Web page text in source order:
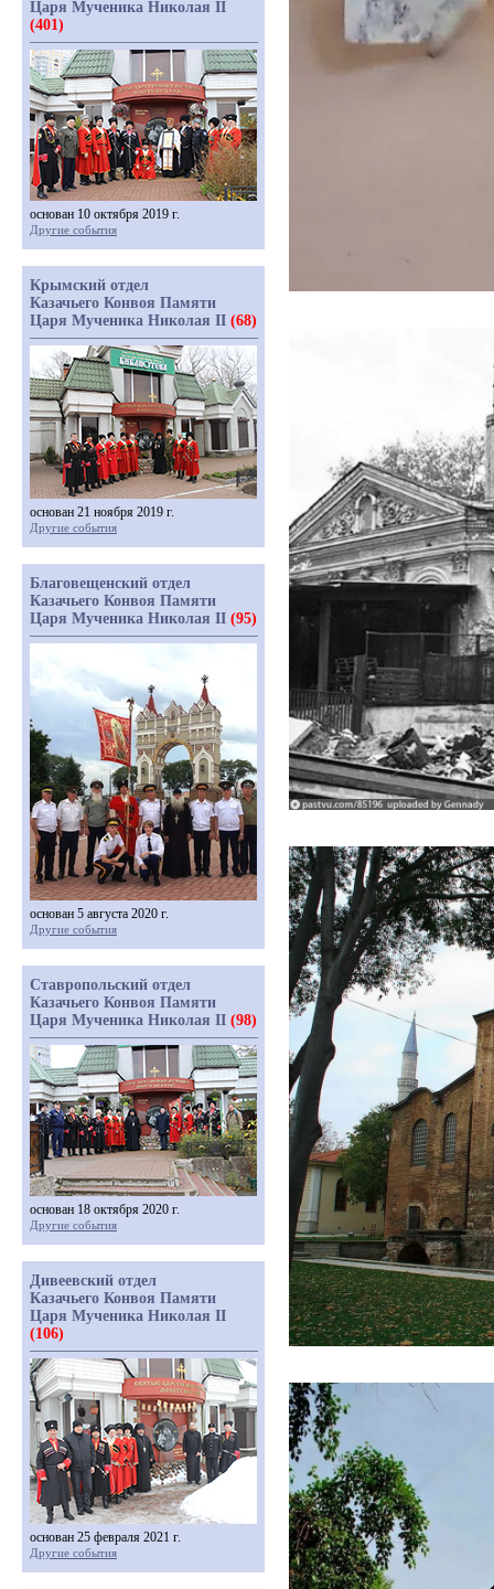
Царя Мученика Николая II
(401)
основан 10 октября 2019 г.
Другие события
Крымский отдел
Казачьего Конвоя Памяти
Царя Мученика Николая II (68)
основан 21 ноября 2019 г.
Другие события
Благовещенский отдел
Казачьего Конвоя Памяти
Царя Мученика Николая II (95)
основан 5 августа 2020 г.
Другие события
Ставропольский отдел
Казачьего Конвоя Памяти
Царя Мученика Николая II (98)
основан 18 октября 2020 г.
Другие события
Дивеевский отдел
Казачьего Конвоя Памяти
Царя Мученика Николая II
(106)
основан 25 февраля 2021 г.
Другие события